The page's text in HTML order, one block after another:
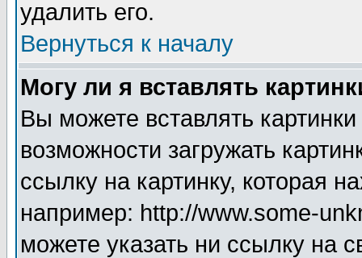
удалить его.
Вернуться к началу
Могу ли я вставлять
Вы можете вставлять
возможности загружать
ссылку на картинку, которая
например: http://www.some-
можете указать ни ссылку на